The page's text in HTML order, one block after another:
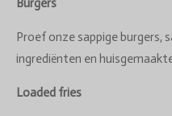
Burgers
Proef onze sappige burgers,
ingrediënten en
Loaded fries